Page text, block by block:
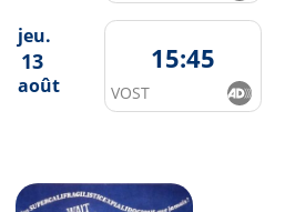
jeu.
13
août
15:45
VOST